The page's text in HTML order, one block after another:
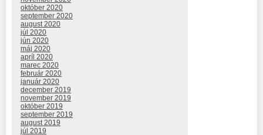
október 2020
september 2020
august 2020
júl 2020
jún 2020
máj 2020
apríl 2020
marec 2020
február 2020
január 2020
december 2019
november 2019
október 2019
september 2019
august 2019
júl 2019